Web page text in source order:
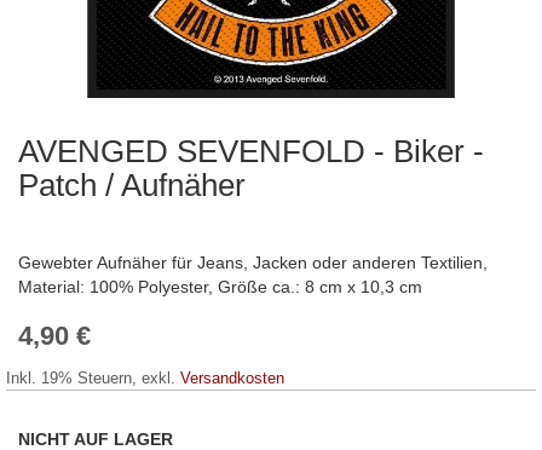
AVENGED SEVENFOLD - Biker -
Patch / Aufnäher
Gewebter Aufnäher für Jeans, Jacken oder anderen Textilien,
Material: 100% Polyester, Größe ca.: 8 cm x 10,3 cm
4,90 €
Inkl. 19% Steuern, exkl. Versandkosten
NICHT AUF LAGER
Zum
der